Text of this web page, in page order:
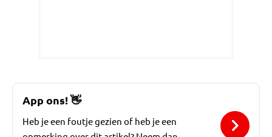
App ons! 👋
Heb je een foutje gezien of heb je een